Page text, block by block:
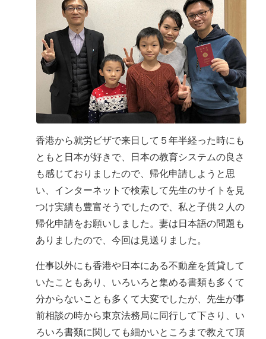
香港から就労ビザで来日して５年半経った時にも
ともと日本が好きで、日本の教育システムの良さ
も感じておりましたので、帰化申請しようと思
い、インターネットで検索して先生のサイトを見
つけ実績も豊富そうでしたので、私と子供２人の
帰化申請をお願いしました。妻は日本語の問題も
ありましたので、今回は見送りました。
仕事以外にも香港や日本にある不動産を賃貸して
いたこともあり、いろいろと集める書類も多くて
分からないことも多くて大変でしたが、先生が事
前相談の時から東京法務局に同行して下さり、い
ろいろ書類に関しても細かいところまで教えて頂